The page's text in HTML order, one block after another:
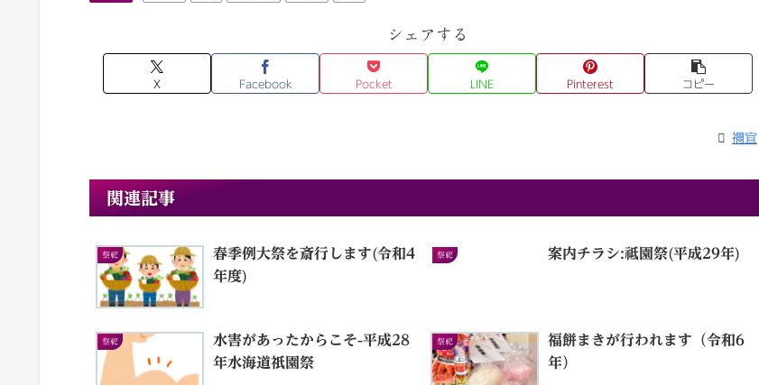
シェアする
X Facebook Pocket LINE Pinterest コピー
禰宜
関連記事
祭祀
春季例大祭を斎行します(令和4
年度)
祭祀 案内チラシ:祗園祭(平成29年)
祭祀
水害があったからこそ-平成28
年水海道祇園祭
祭祀
福餅まきが行われます（令和6
年）